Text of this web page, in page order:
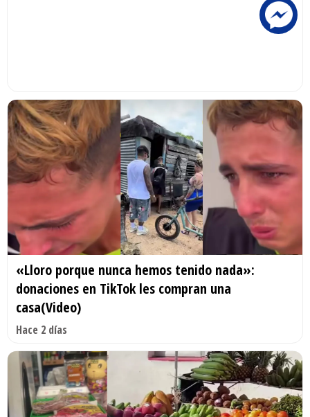
«Lloro porque nunca hemos tenido nada»:
donaciones en TikTok les compran una
casa(Video)
Hace 2 días